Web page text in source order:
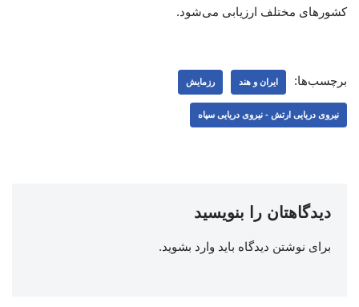
کشورهای مختلف ارزیابی می‌شود.
برچسب‌ها: ایران و هند رزمایش
نیروی دریایی ارتش - نیروی دریایی سپاه
دیدگاهتان را بنویسید
برای نوشتن دیدگاه باید وارد بشوید.